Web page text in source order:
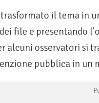
il tema in
file e presentando
alcuni osservatori si
pubblica in